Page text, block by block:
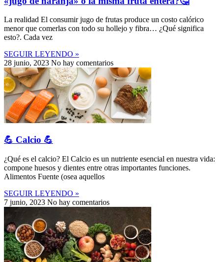
La realidad El consumir jugo de frutas produce un costo calórico
menor que comerlas con todo su hollejo y fibra… ¿Qué significa
esto?. Cada vez
SEGUIR LEYENDO »
28 junio, 2023 No hay comentarios
💪 Calcio 💪
¿Qué es el calcio? El Calcio es un nutriente esencial en nuestra vida:
compone huesos y dientes entre otras importantes funciones.
Alimentos Fuente (osea aquellos
SEGUIR LEYENDO »
7 junio, 2023 No hay comentarios